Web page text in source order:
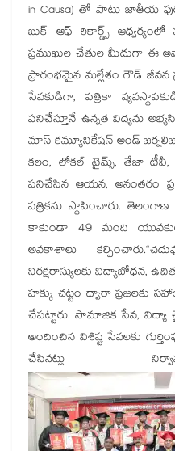
in Causa) తో పాటు జాతీయ
బుక్ ఆఫ్ రికార్డ్స్
ప్రముఖుల చేతుల మీదుగా ఈ
ప్రారంభమైన మల్లేశం గౌడ్ జీవన
సేవకుడిగా, పత్రికా
పనిచేస్తూనే ఉన్నత విద్యను
మాస్ కమ్యూనికేషన్ అండ్
కలం, లోకల్ టైమ్స్, తేజా టీవీ,
పనిచేసిన ఆయన, అనంతరం
పత్రికను స్థాపించారు.
కాకుండా 49 మంది
అవకాశాలు కల్పించారు.
నిరక్షరాస్యులకు విద్యాబోధన,
హక్కు చట్టం ద్వారా ప్రజలకు
చేపట్టారు. సామాజిక సేవ, విద్యా
అందించిన విశిష్ట సేవలకు
చేసినట్లు